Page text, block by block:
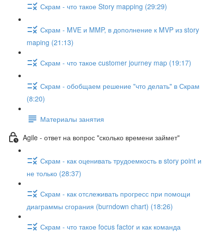
Скрам - что такое Story mapping (29:29)
Скрам - MVE и MMP, в дополнение к MVP из story
maping (21:13)
Скрам - что такое customer journey map (19:17)
Скрам - обобщаем решение "что делать" в Скрам
(8:20)
Материалы занятия
Agile - ответ на вопрос "сколько времени займет"
Скрам - как оценивать трудоемкость в story point и
не только (28:37)
Скрам - как отслеживать прогресс при помощи
диаграммы сгорания (burndown chart) (18:26)
Скрам - что такое focus factor и как команда